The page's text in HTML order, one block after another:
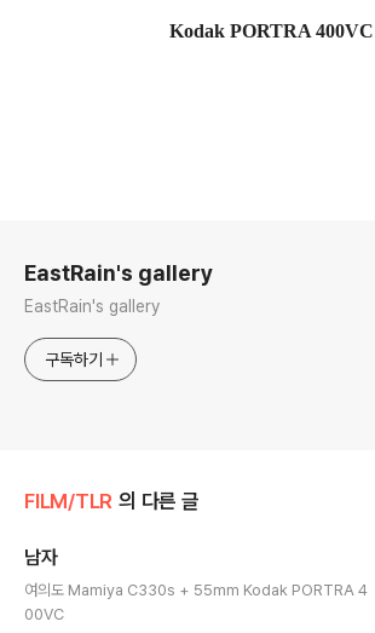
Kodak PORTRA 400VC
EastRain's gallery
EastRain's gallery
구독하기
FILM/TLR 의 다른 글
남자
여의도 Mamiya C330s + 55mm Kodak PORTRA 4
00VC